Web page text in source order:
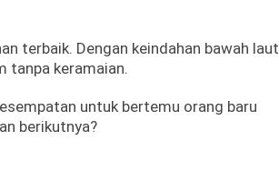
terbaik. Dengan keindahan bawah laut
tanpa keramaian.
untuk bertemu orang baru
berikutnya?